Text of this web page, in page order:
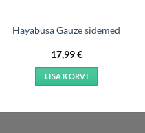
Hayabusa Gauze sidemed
17,99€
LISA KORVI